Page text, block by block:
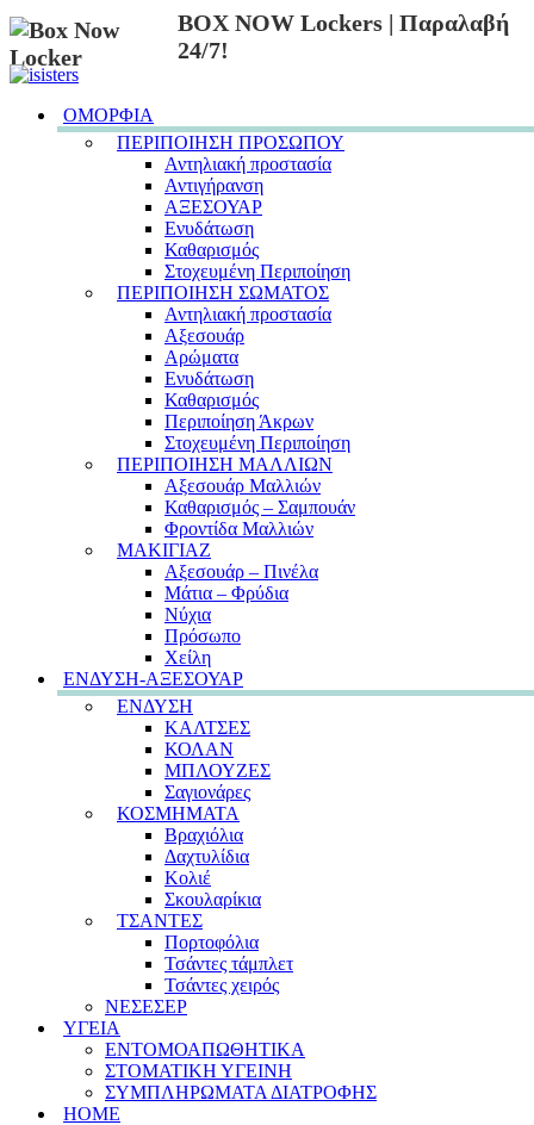
BOX NOW Lockers | Παραλαβή
24/7!
ΟΜΟΡΦΙΑ
ΠΕΡΙΠΟΙΗΣΗ ΠΡΟΣΩΠΟΥ
Αντηλιακή προστασία
Αντιγήρανση
ΑΞΕΣΟΥΑΡ
Ενυδάτωση
Καθαρισμός
Στοχευμένη Περιποίηση
ΠΕΡΙΠΟΙΗΣΗ ΣΩΜΑΤΟΣ
Αντηλιακή προστασία
Αξεσουάρ
Αρώματα
Ενυδάτωση
Καθαρισμός
Περιποίηση Άκρων
Στοχευμένη Περιποίηση
ΠΕΡΙΠΟΙΗΣΗ ΜΑΛΛΙΩΝ
Αξεσουάρ Μαλλιών
Καθαρισμός – Σαμπουάν
Φροντίδα Μαλλιών
ΜΑΚΙΓΙΑΖ
Αξεσουάρ – Πινέλα
Μάτια – Φρύδια
Νύχια
Πρόσωπο
Χείλη
ΕΝΔΥΣΗ-ΑΞΕΣΟΥΑΡ
ΕΝΔΥΣΗ
ΚΑΛΤΣΕΣ
ΚΟΛΑΝ
ΜΠΛΟΥΖΕΣ
Σαγιονάρες
ΚΟΣΜΗΜΑΤΑ
Βραχιόλια
Δαχτυλίδια
Κολιέ
Σκουλαρίκια
ΤΣΑΝΤΕΣ
Πορτοφόλια
Τσάντες τάμπλετ
Τσάντες χειρός
ΝΕΣΕΣΕΡ
ΥΓΕΙΑ
ΕΝΤΟΜΟΑΠΩΘΗΤΙΚΑ
ΣΤΟΜΑΤΙΚΗ ΥΓΕΙΝΗ
ΣΥΜΠΛΗΡΩΜΑΤΑ ΔΙΑΤΡΟΦΗΣ
HOME